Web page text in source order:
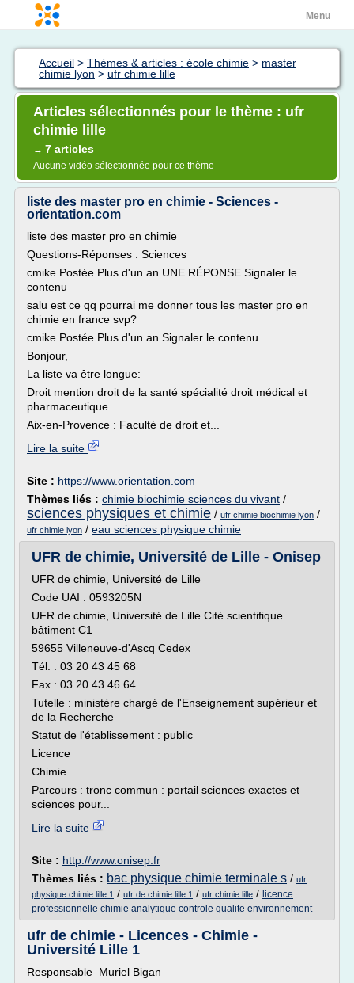
Menu
Accueil > Thèmes & articles : école chimie > master
chimie lyon > ufr chimie lille
Articles sélectionnés pour le thème : ufr
chimie lille
→ 7 articles
Aucune vidéo sélectionnée pour ce thème
liste des master pro en chimie - Sciences -
orientation.com
liste des master pro en chimie
Questions-Réponses : Sciences
cmike Postée Plus d'un an UNE RÉPONSE Signaler le
contenu
salu est ce qq pourrai me donner tous les master pro en
chimie en france svp?
cmike Postée Plus d'un an Signaler le contenu
Bonjour,
La liste va être longue:
Droit mention droit de la santé spécialité droit médical et
pharmaceutique
Aix-en-Provence : Faculté de droit et...
Lire la suite
Site : https://www.orientation.com
Thèmes liés : chimie biochimie sciences du vivant /
sciences physiques et chimie / ufr chimie biochimie lyon /
ufr chimie lyon / eau sciences physique chimie
UFR de chimie, Université de Lille - Onisep
UFR de chimie, Université de Lille
Code UAI : 0593205N
UFR de chimie, Université de Lille Cité scientifique
bâtiment C1
59655 Villeneuve-d'Ascq Cedex
Tél. : 03 20 43 45 68
Fax : 03 20 43 46 64
Tutelle : ministère chargé de l'Enseignement supérieur et
de la Recherche
Statut de l'établissement : public
Licence
Chimie
Parcours : tronc commun : portail sciences exactes et
sciences pour...
Lire la suite
Site : http://www.onisep.fr
Thèmes liés : bac physique chimie terminale s / ufr
physique chimie lille 1 / ufr de chimie lille 1 / ufr chimie lille / licence
professionnelle chimie analytique controle qualite environnement
ufr de chimie - Licences - Chimie -
Université Lille 1
Responsable Muriel Bigan